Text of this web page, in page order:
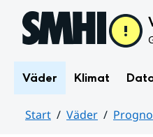
Hoppa till sidans innehåll
Väder Klimat
Start Väder